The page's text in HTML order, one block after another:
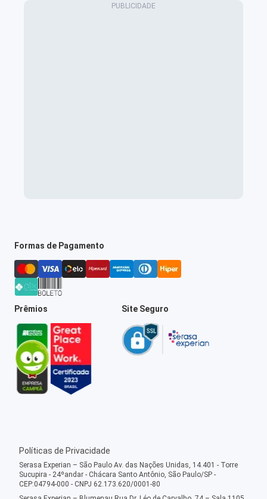
Formas de Pagamento
Prêmios Site Seguro
Políticas de Privacidade
Serasa Experian – São Paulo Av. das Nações Unidas, 14.401 - Torre
Sucupira - 24ºandar - Chácara Santo Antônio, São Paulo/SP -
CEP:04794-000 - CNPJ 62.173.620/0001-80